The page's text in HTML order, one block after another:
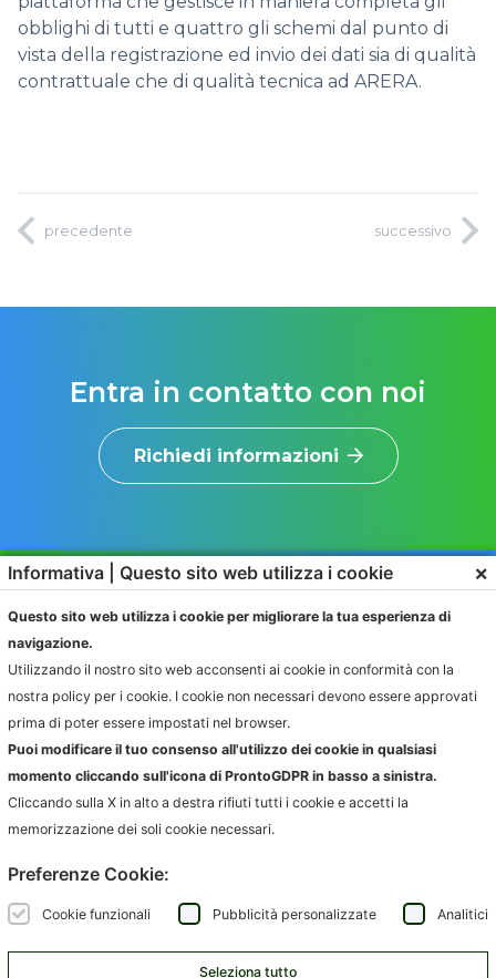
obblighi di tutti e quattro gli schemi dal punto di
vista della registrazione ed invio dei dati sia di qualità
contrattuale che di qualità tecnica ad ARERA.
precedente successivo
Entra in contatto con noi
Richiedi informazioni
SOLUZIONI
RAPPORTO CON L’UTENTE
PRODOTTI
AZIENDE
AMBIENTE.IT
ARCODA
HPA
JUNKER APP
INFORMAZIONI
CONTATTI
Informativa | Questo sito web utilizza i cookie ×
Questo sito web utilizza i cookie per migliorare la tua esperienza di
navigazione.
Utilizzando il nostro sito web acconsenti ai cookie in conformità con la
nostra policy per i cookie. I cookie non necessari devono essere approvati
prima di poter essere impostati nel browser.
Puoi modificare il tuo consenso all'utilizzo dei cookie in qualsiasi
momento cliccando sull'icona di ProntoGDPR in basso a sinistra.
Cliccando sulla X in alto a destra rifiuti tutti i cookie e accetti la
memorizzazione dei soli cookie necessari.
Preferenze Cookie:
Cookie funzionali Pubblicità personalizzate Analitici
Seleziona tutto